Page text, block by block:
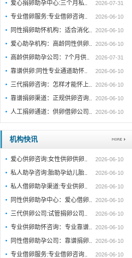
爱心捐卵助孕中心:三个月私.. 2026-07-31
专业借卵服务:专业借卵咨询.. 2026-06-10
同性捐卵助怀机构：适合消化.. 2026-06-10
爱心助孕机构：高龄同性供卵.. 2026-06-10
高龄供卵助孕公司：7个月供.. 2026-07-31
靠谱供卵:同性专业通道助怀.. 2026-06-10
三代捐卵咨询：怎样才能怀上.. 2026-06-10
靠谱捐卵渠道：正规供卵咨询.. 2026-06-10
人工捐卵通道：供卵借卵公司.. 2026-06-10
机构快讯
爱心供卵咨询:女性供卵供卵.. 2026-06-10
私人助孕咨询:胎助孕幼儿胎.. 2026-06-10
私人借卵助孕渠道:专业供卵.. 2026-06-10
同性供卵助孕中心：爱心借卵.. 2026-06-10
三代供卵公司:试管捐卵公司.. 2026-06-10
专业供卵助怀咨询：专业靠谱.. 2026-06-10
同性借卵助孕公司：靠谱捐卵.. 2026-06-10
专业借卵服务:专业借卵咨询.. 2026-06-10